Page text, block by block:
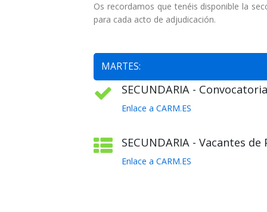
Os recordamos que tenéis disponible la
para cada acto de adjudicación.
MARTES:
SECUNDARIA -
Enlace a CARM.ES
SECUNDARIA - Vacantes de
Enlace a CARM.ES